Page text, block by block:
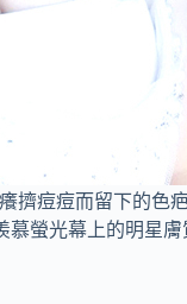
痘痘而留下的色
螢光幕上的明星